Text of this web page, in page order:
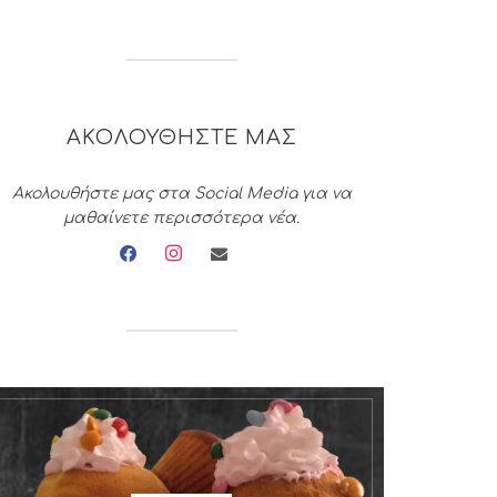
ΑΚΟΛΟΥΘΗΣΤΕ ΜΑΣ
Ακολουθήστε μας στα Social Media για να
μαθαίνετε περισσότερα νέα.
facebookinstagramenvelope